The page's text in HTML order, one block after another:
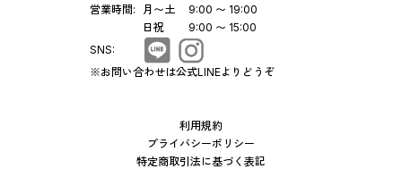
営業時間:
月〜土
9:00 〜 19:00
日祝
9:00 〜 15:00
SNS:
※お問い合わせは公式LINEよりどうぞ
利用規約
プライバシーポリシー
特定商取引法に基づく表記